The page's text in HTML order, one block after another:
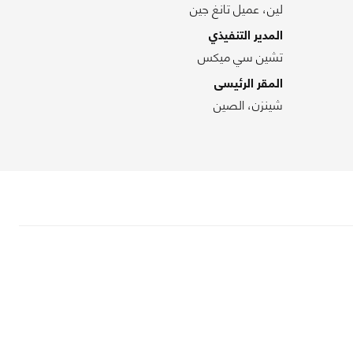
لين، عميل تانغ جين
المدير التنفيذي
تشين سي ميكس
المقر الرئيسى
شينزن، الصين